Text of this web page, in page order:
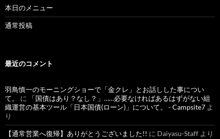
本日のメニュー
通常投稿
最近のコメント
羽鳥慎一のモーニングショーで「金クレ」とお話しした事につい
て。
に
「国債はあり？なし？」……必要なければあるはずがない組
織運営の基本ツール「日本国債(ローン)」について。 - Campsite7 よ
り
【通常営業へ復帰】ありがとうございました!! に Daiyasu-Staff より